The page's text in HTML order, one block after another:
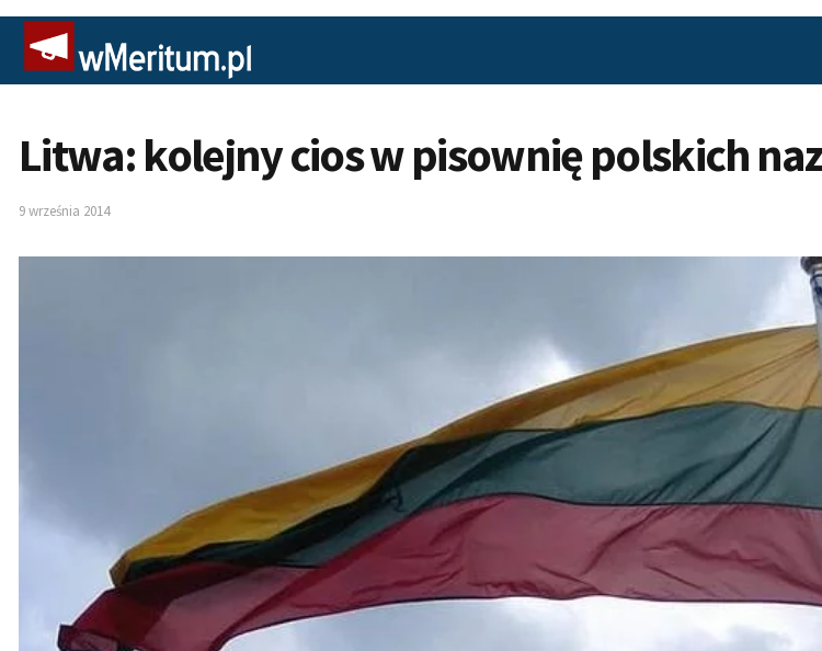
Litwa: kolejny cios w pisownię polskich
9 września 2014